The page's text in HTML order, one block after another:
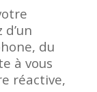
du
à vous
réactive,